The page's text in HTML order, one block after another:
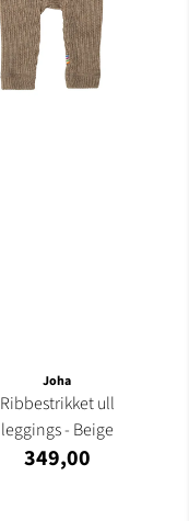
Joha
Ribbestrikket ull
leggings - Beige
349,00